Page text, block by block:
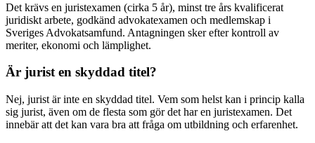
Det krävs en juristexamen (cirka 5 år), minst tre års kvalificerat
juridiskt arbete, godkänd advokatexamen och medlemskap i
Sveriges Advokatsamfund. Antagningen sker efter kontroll av
meriter, ekonomi och lämplighet.
Är jurist en skyddad titel?
Nej, jurist är inte en skyddad titel. Vem som helst kan i princip kalla
sig jurist, även om de flesta som gör det har en juristexamen. Det
innebär att det kan vara bra att fråga om utbildning och erfarenhet.